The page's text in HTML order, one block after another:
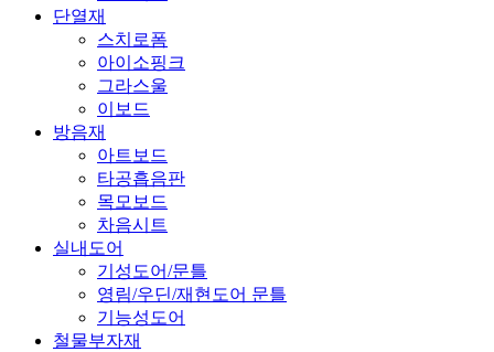
단열재
스치로폼
아이소핑크
그라스울
이보드
방음재
아트보드
타공흡음판
목모보드
차음시트
실내도어
기성도어/문틀
영림/우딘/재현도어 문틀
기능성도어
철물부자재